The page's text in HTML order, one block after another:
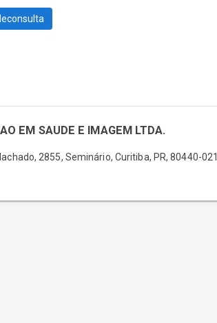
EM SAUDE E IMAGEM LTDA.
2855, Seminário, Curitiba, PR,80440-021